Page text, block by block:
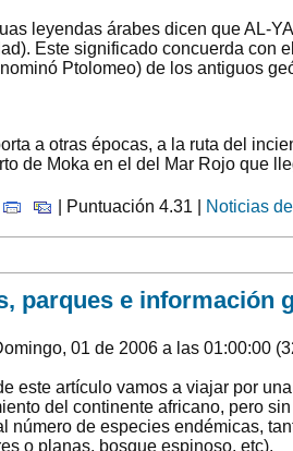
leyendas árabes dicen que AL-
Este significado concuerda con
Ptolomeo) de los antiguos
a otras épocas, a la ruta del
de Moka en el del Mar Rojo que
| Puntuación 4.31 | Noticias
parques e información
01 de 2006 a las 01:00:00
este artículo vamos a viajar por
del continente africano, pero
número de especies endémicas,
o planas, bosque espinoso, etc).